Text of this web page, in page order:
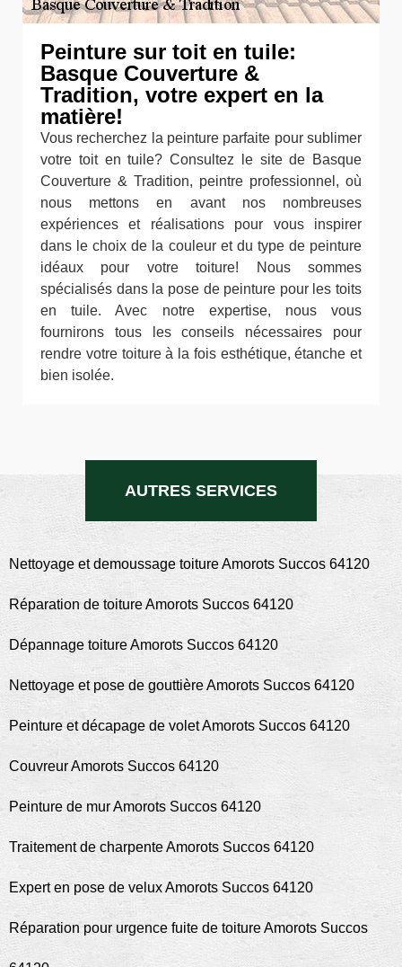
Peinture sur toit en tuile:
Basque Couverture &
Tradition, votre expert en la
matière!
Vous recherchez la peinture parfaite pour sublimer
votre toit en tuile? Consultez le site de Basque
Couverture & Tradition, peintre professionnel, où
nous mettons en avant nos nombreuses
expériences et réalisations pour vous inspirer
dans le choix de la couleur et du type de peinture
idéaux pour votre toiture! Nous sommes
spécialisés dans la pose de peinture pour les toits
en tuile. Avec notre expertise, nous vous
fournirons tous les conseils nécessaires pour
rendre votre toiture à la fois esthétique, étanche et
bien isolée.
AUTRES SERVICES
Nettoyage et demoussage toiture Amorots Succos 64120
Réparation de toiture Amorots Succos 64120
Dépannage toiture Amorots Succos 64120
Nettoyage et pose de gouttière Amorots Succos 64120
Peinture et décapage de volet Amorots Succos 64120
Couvreur Amorots Succos 64120
Peinture de mur Amorots Succos 64120
Traitement de charpente Amorots Succos 64120
Expert en pose de velux Amorots Succos 64120
Réparation pour urgence fuite de toiture Amorots Succos